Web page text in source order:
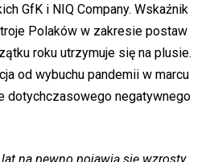
GfK i NIQ Company. Wskaźnik
Polaków w zakresie postaw
roku utrzymuje się na plusie.
od wybuchu pandemii w marcu
dotychczasowego negatywnego